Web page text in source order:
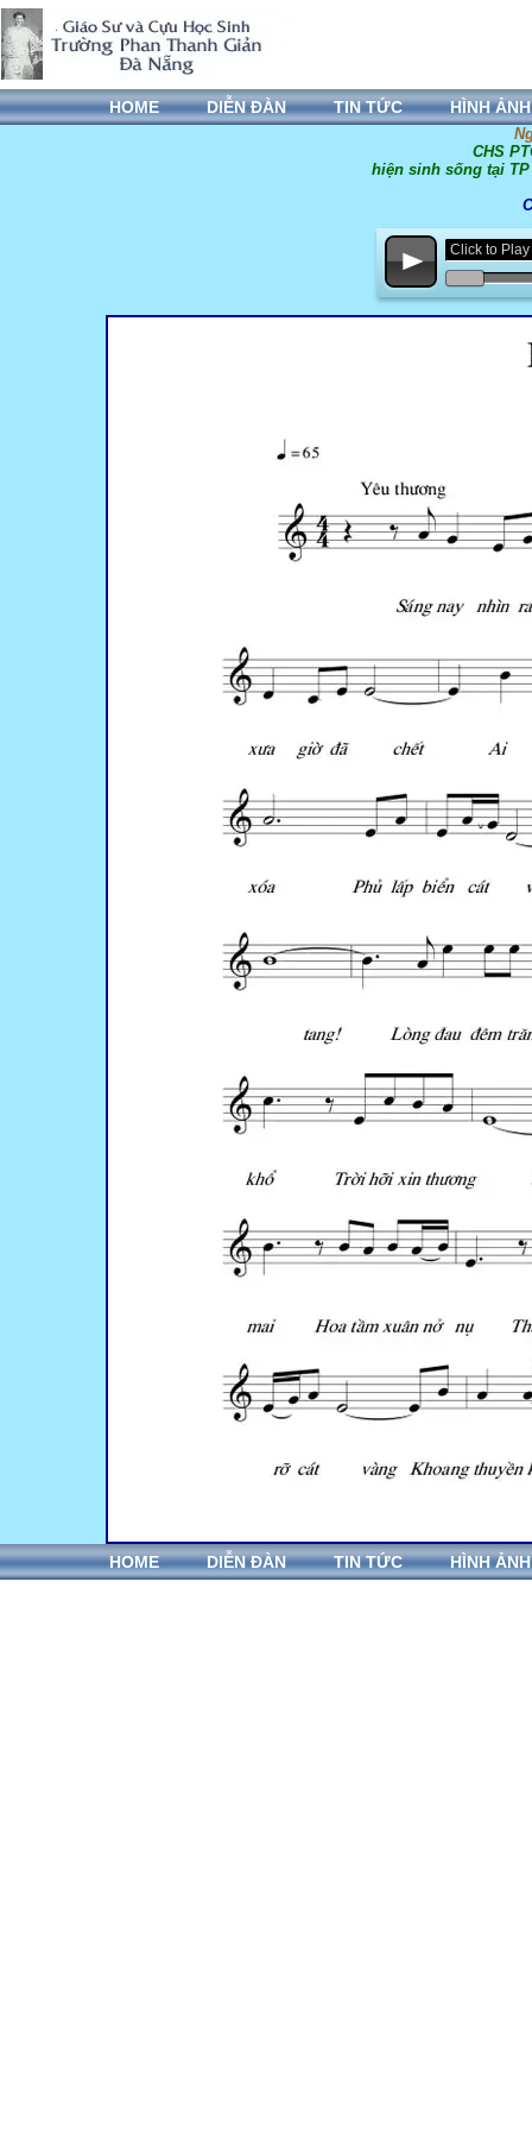
HOME DIỄN ĐÀN TIN TỨC HÌNH ẢNH
CHS
hiện sinh sống tại TP
p Click to
HOME DIỄN ĐÀN TIN TỨC HÌNH ẢNH